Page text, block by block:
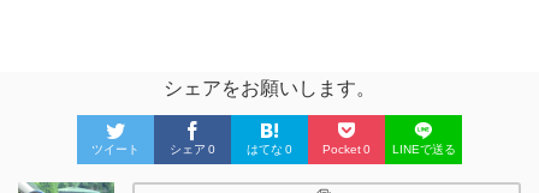
シェアをお願いします。
ツイート シェア 0 はてな 0 Pocket0 LINEで送る